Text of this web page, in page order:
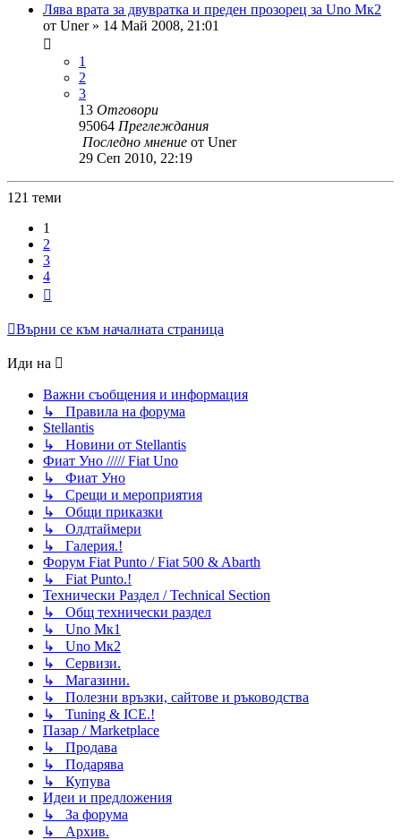
Лява врата за двувратка и преден прозорец за Uno Мк2
от Uner» 14 Май 2008, 21:01
1
2
3
13 Отговори
95064 Преглеждания
Последно мнение от Uner
29 Сеп 2010, 22:19
121 теми
1
2
3
4
Върни се към началната страница
Иди на
Важни съобщения и информация
↳ Правила на форума
Stellantis
↳ Новини от Stellantis
Фиат Уно ///// Fiat Uno
↳ Фиат Уно
↳ Срещи и мероприятия
↳ Общи приказки
↳ Олдтаймери
↳ Галерия.!
Форум Fiat Punto / Fiat 500 & Abarth
↳ Fiat Punto.!
Технически Раздел / Technical Section
↳ Общ технически раздел
↳ Uno Мк1
↳ Uno Мк2
↳ Сервизи.
↳ Магазини.
↳ Полезни връзки, сайтове и ръководства
↳ Tuning & ICE.!
Пазар / Marketplace
↳ Продава
↳ Подарява
↳ Купува
Идеи и предложения
↳ За форума
↳ Архив.